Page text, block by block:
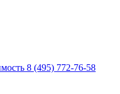
8 (495) 772-76-58